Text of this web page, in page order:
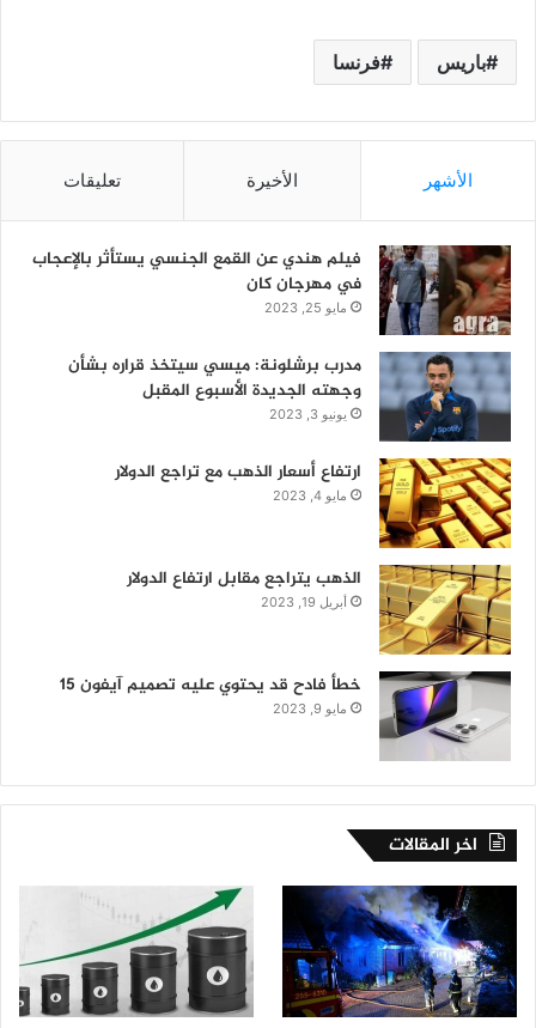
باريس فرنسا
الأشهر الأخيرة تعليقات
فيلم هندي عن القمع الجنسي يستأثر بالإعجاب
في مهرجان كان
مايو 25, 2023
مدرب برشلونة: ميسي سيتخذ قراره بشأن
وجهته الجديدة الأسبوع المقبل
يونيو 3, 2023
ارتفاع أسعار الذهب مع تراجع الدولار
مايو 4, 2023
الذهب يتراجع مقابل ارتفاع الدولار
أبريل 19, 2023
خطأ فادح قد يحتوي عليه تصميم آيفون 15
مايو 9, 2023
اخر المقالات